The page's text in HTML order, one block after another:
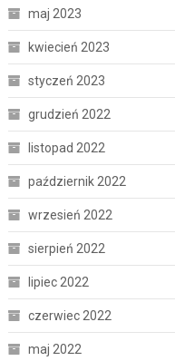
maj 2023
kwiecień 2023
styczeń 2023
grudzień 2022
listopad 2022
październik 2022
wrzesień 2022
sierpień 2022
lipiec 2022
czerwiec 2022
maj 2022